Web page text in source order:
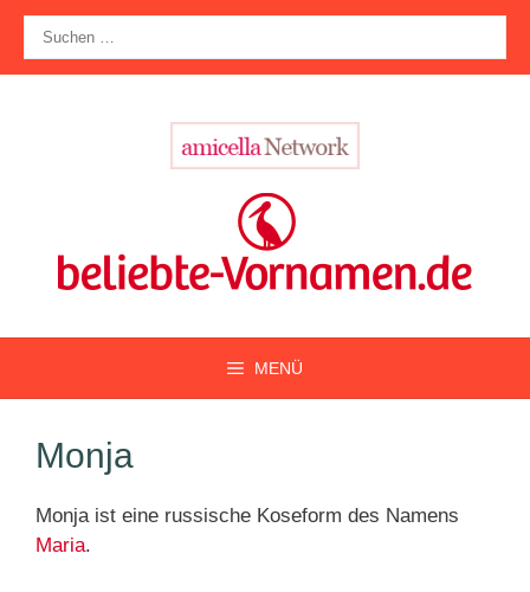
Zum
Inhalt
springen
nach:
MENÜ
Monja
Monja ist eine russische Koseform des Namens
Maria.